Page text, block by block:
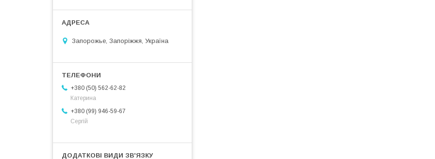
Запорожье, Запоріжжя, Україна
+380 (50) 562-62-82
Катерина
+380 (99) 946-59-67
Сергій